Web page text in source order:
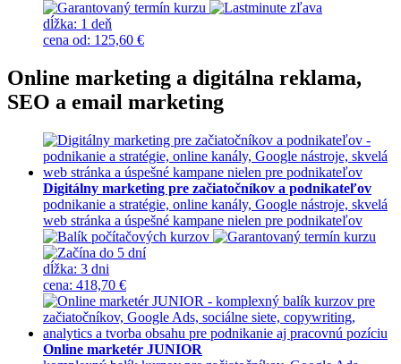
dĺžka: 1 deň
cena od: 125,60 €
Online marketing a digitálna reklama,
SEO a email marketing
Digitálny marketing pre začiatočníkov a podnikateľov
podnikanie a stratégie, online kanály, Google nástroje, skvelá
web stránka a úspešné kampane nielen pre podnikateľov
dĺžka: 3 dni
cena: 418,70 €
Online marketér JUNIOR